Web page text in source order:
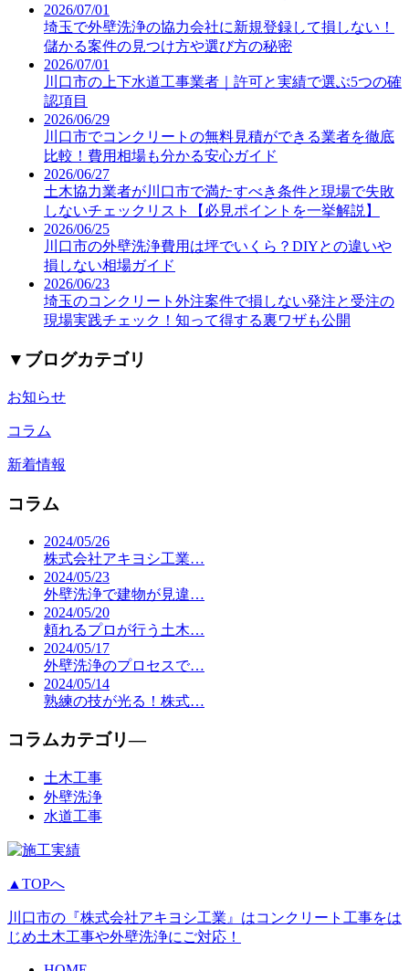
2026/07/01
埼玉で外壁洗浄の協力会社に新規登録して損しない！
儲かる案件の見つけ方や選び方の秘密
2026/07/01
川口市の上下水道工事業者｜許可と実績で選ぶ5つの確
認項目
2026/06/29
川口市でコンクリートの無料見積ができる業者を徹底
比較！費用相場も分かる安心ガイド
2026/06/27
土木協力業者が川口市で満たすべき条件と現場で失敗
しないチェックリスト【必見ポイントを一挙解説】
2026/06/25
川口市の外壁洗浄費用は坪でいくら？DIYとの違いや
損しない相場ガイド
2026/06/23
埼玉のコンクリート外注案件で損しない発注と受注の
現場実践チェック！知って得する裏ワザも公開
▼ ブログカテゴリ
お知らせ
コラム
新着情報
コラム
2024/05/26
株式会社アキヨシ工業…
2024/05/23
外壁洗浄で建物が見違…
2024/05/20
頼れるプロが行う土木…
2024/05/17
外壁洗浄のプロセスで…
2024/05/14
熟練の技が光る！株式…
コラムカテゴリ―
土木工事
外壁洗浄
水道工事
▲TOPへ
川口市の『株式会社アキヨシ工業』はコンクリート工事をは
じめ土木工事や外壁洗浄にご対応！